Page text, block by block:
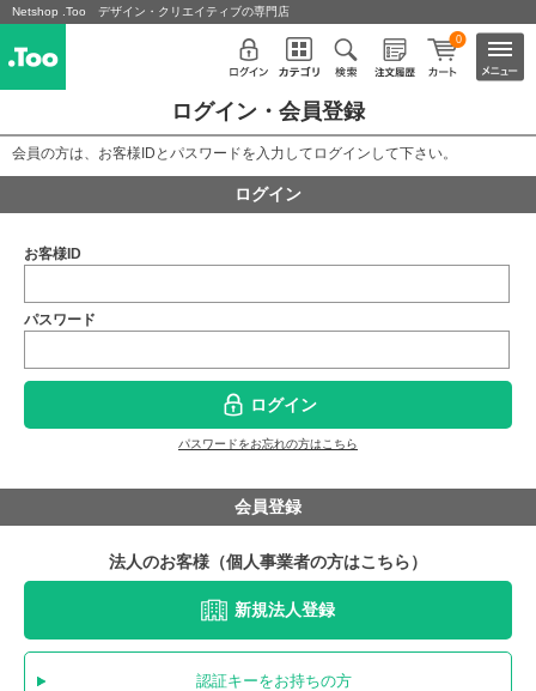
Netshop .Too デザイン・クリエイティブの専門店
0
ログイン・会員登録
会員の方は、お客様IDとパスワードを入力してログインして下さい。
ログイン
お客様ID
パスワード
ログイン
パスワードをお忘れの方はこちら
会員登録
法人のお客様（個人事業者の方はこちら）
新規法人登録
認証キーをお持ちの方